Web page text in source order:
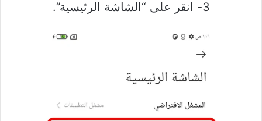
3- انقر على “الشاشة الرئيسية”.